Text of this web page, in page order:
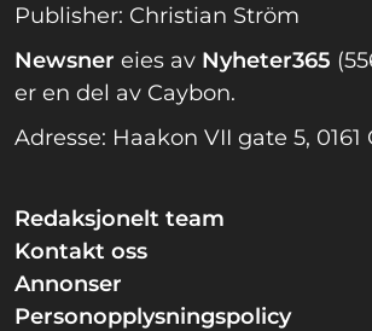
Publisher: Christian Ström
Newsner eies av Nyheter365
er en del av Caybon.
Adresse: Haakon VII gate 5, 0161
Redaksjonelt team
Kontakt oss
Annonser
Personopplysningspolicy